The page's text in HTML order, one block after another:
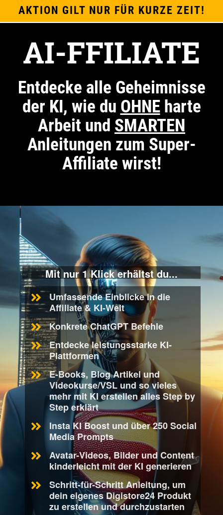
AKTION GILT NUR FÜR KURZE ZEIT!
AI-FFILIATE
Entdecke alle Geheimnisse
der KI, wie du OHNEharte
Arbeit und SMARTEN
Anleitungen zum Super-
Affiliate wirst!
Mit nur 1 Klick erhältst du...
Umfassende Einblicke in die
Affiliate & KI-Welt
Konkrete ChatGPT Befehle
Entdecke leistungsstarke KI-
Plattformen
E-Books, Blog Artikel und
Videokurse/VSL und so vieles
mehr mit KI erstellen alles Step by
Step erklärt
Insta KI Boost und über 250 Social
Media Prompts
Avatar-Videos, Bilder und Content
kinderleicht mit der KI generieren
Schritt-für-Schritt Anleitung, um
dein eigenes Digistore24 Produkt
zu erstellen und durchzustarten